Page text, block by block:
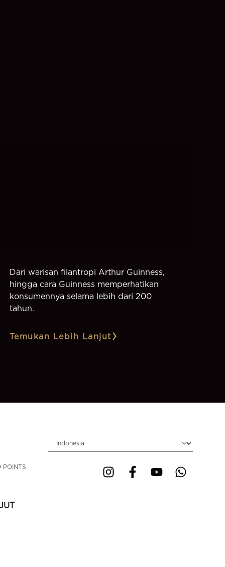
Dari warisan filantropi Arthur Guinness,
hingga cara Guinness memperhatikan
konsumennya selama lebih dari 200
tahun.
Temukan Lebih Lanjut
POINTS
Choose locale